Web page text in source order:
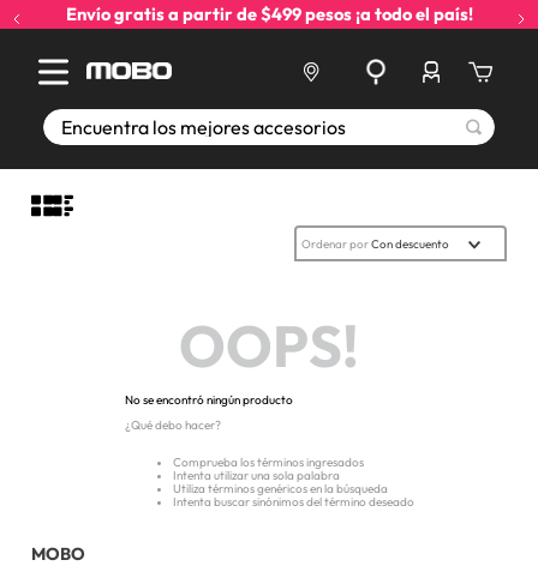
Envío gratis a partir de $499 pesos ¡a todo el país!
Encuentra los mejores accesorios
Ordenar porCon descuento
OOPS!
No se encontró ningún producto
¿Qué debo hacer?
Comprueba los términos ingresados
Intenta utilizar una sola palabra
Utiliza términos genéricos en la búsqueda
Intenta buscar sinónimos del término deseado
MOBO